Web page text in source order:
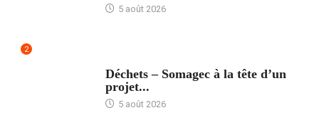
5 août 2026
2
Déchets – Somagec à la tête d’un
projet...
5 août 2026